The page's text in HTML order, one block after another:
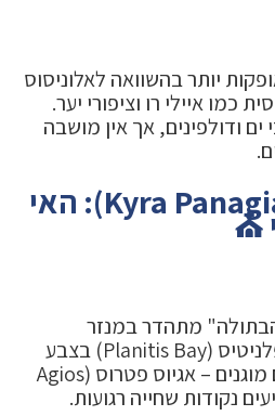
יותר בהשוואה לאלוניסוס
כמו איילי רו וציפורי יער.
ים ודולפינים, אך אין מושבה
קירה פנאגיה (Kyra Panagia): האי
⛪
מתהדר במנזר
מהמאה ה-17 ובמפרץ פלניטיס (Planitis Bay) בצבע
כחול בדולח. שני מעגנים מוגנים – אגיוס פטרוס (Agios